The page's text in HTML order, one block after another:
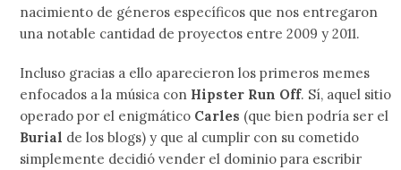
nacimiento de géneros específicos que nos entregaron
una notable cantidad de proyectos entre 2009 y 2011.
Incluso gracias a ello aparecieron los primeros memes
enfocados a la música con Hipster Run Off. Sí, aquel sitio
operado por el enigmático Carles (que bien podría ser el
Burial de los blogs) y que al cumplir con su cometido
simplemente decidió vender el dominio para escribir